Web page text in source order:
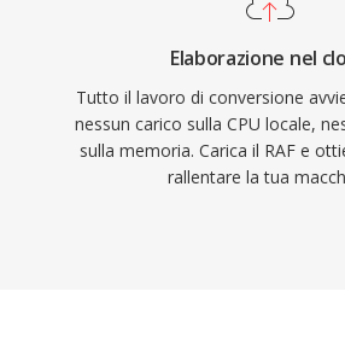
Elaborazione nel
Tutto il lavoro di conversione
nessun carico sulla CPU locale,
sulla memoria. Carica il RAF e
rallentare la tua